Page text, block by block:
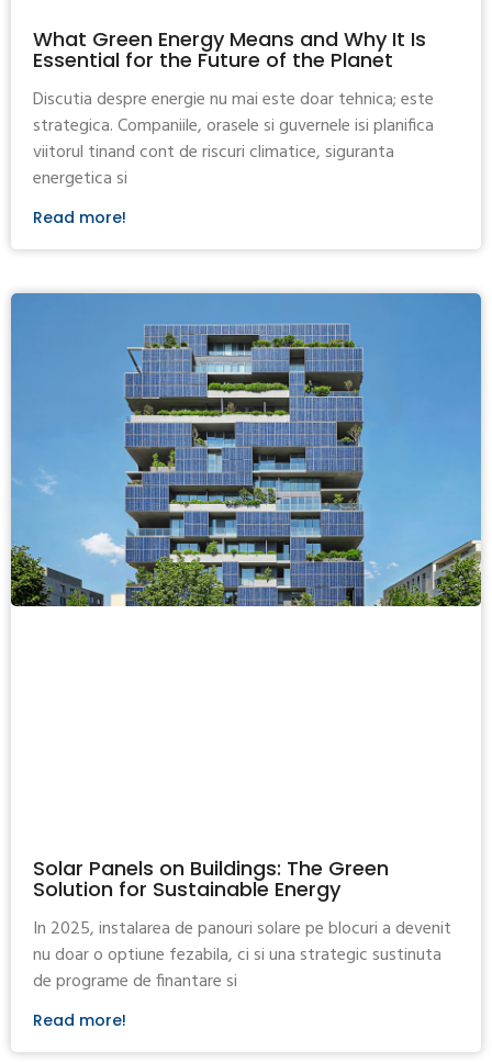
What Green Energy Means and Why It Is
Essential for the Future of the Planet
Discutia despre energie nu mai este doar tehnica; este
strategica. Companiile, orasele si guvernele isi planifica
viitorul tinand cont de riscuri climatice, siguranta
energetica si
Read more!
Solar Panels on Buildings: The Green
Solution for Sustainable Energy
In 2025, instalarea de panouri solare pe blocuri a devenit
nu doar o optiune fezabila, ci si una strategic sustinuta
de programe de finantare si
Read more!